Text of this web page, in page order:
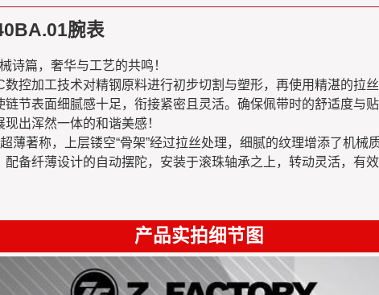
腕表
篇，奢华与工艺的共鸣！
控加工技术对精钢原料进行初步切割与塑形，再使用精湛的拉
节表面细腻感十足，衔接紧密且灵活。确保佩带时的舒适度与
出浑然一体的和谐美感！
薄著称，上层镂空“骨架”经过拉丝处理，细腻的纹理增添了机
备纤薄设计的自动摆陀，安装于滚珠轴承之上，转动灵活，有
产品实拍细节图